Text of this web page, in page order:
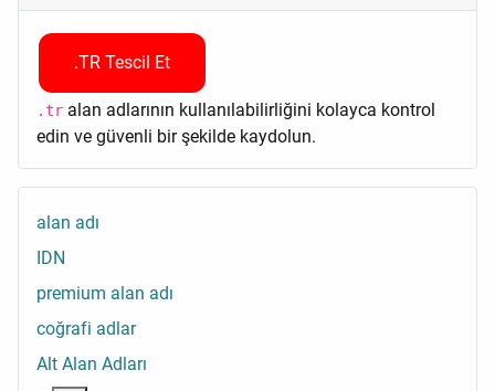
.TR Tescil Et
.tr alan adlarının kullanılabilirliğini kolayca kontrol
edin ve güvenli bir şekilde kaydolun.
alan adı
IDN
premium alan adı
coğrafi adlar
Alt Alan Adları